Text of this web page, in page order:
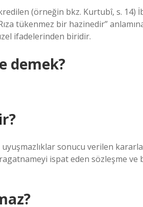
(örneğin bkz. Kurtubî, s. 14)
tükenmez bir hazinedir”
ifadelerinden biridir.
demek?
sonucu verilen
ispat eden sözleşme